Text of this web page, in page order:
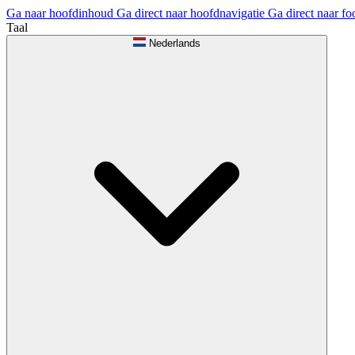
Ga naar hoofdinhoud Ga direct naar hoofdnavigatie Ga direct naar
Taal
Nederlands